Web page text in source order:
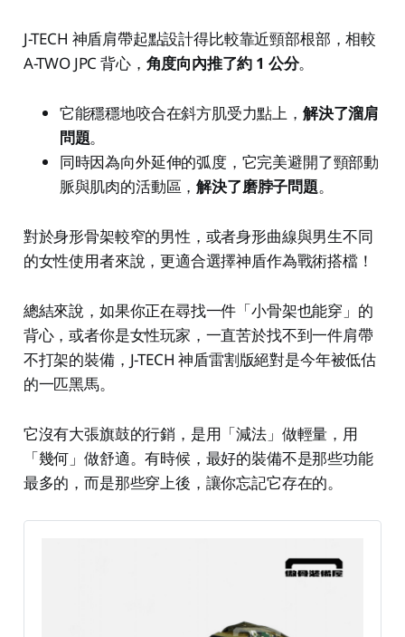
J-TECH 神盾肩帶起點設計得比較靠近頸部根部，相較
A-TWO JPC 背心， 角度向內推了約 1 公分。
它能穩穩地咬合在斜方肌受力點上， 解決了溜肩
問題。
同時因為向外延伸的弧度，它完美避開了頸部動
脈與肌肉的活動區，解決了磨脖子問題。
對於身形骨架較窄的男性，或者身形曲線與男生不同
的女性使用者來說，更適合選擇神盾作為戰術搭檔！
總結來說，如果你正在尋找一件「小骨架也能穿」的
背心，或者你是女性玩家，一直苦於找不到一件肩帶
不打架的裝備，J-TECH 神盾雷割版絕對是今年被低估
的一匹黑馬。
它沒有大張旗鼓的行銷，是用「減法」做輕量，用
「幾何」做舒適。有時候，最好的裝備不是那些功能
最多的，而是那些穿上後，讓你忘記它存在的。